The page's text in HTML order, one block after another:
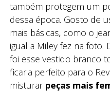
também protegem um
dessa época. Gosto de
mais básicas, como o
igual a Miley fez na foto.
foi esse vestido branco
ficaria perfeito para o
misturar peças mais